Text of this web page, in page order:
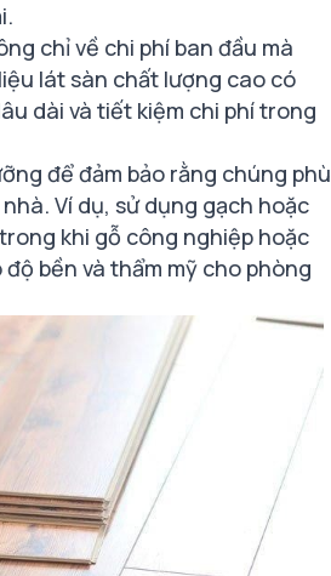
chỉ về chi phí ban đầu mà
lát sàn chất lượng cao có
dài và tiết kiệm chi phí trong
để đảm bảo rằng chúng phù
Ví dụ, sử dụng gạch hoặc
khi gỗ công nghiệp hoặc
bền và thẩm mỹ cho phòng